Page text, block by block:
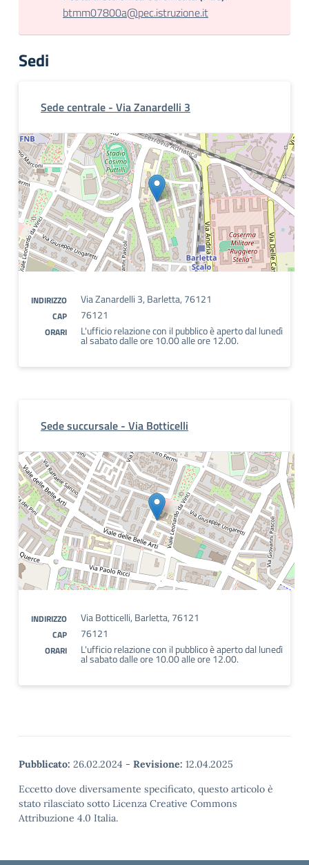
btmm07800a@pec.istruzione.it
Sedi
Sede centrale - Via Zanardelli 3
INDIRIZZO Via Zanardelli 3, Barletta, 76121
CAP 76121
ORARI L'ufficio relazione con il pubblico è aperto dal lunedì
al sabato dalle ore 10.00 alle ore 12.00.
Sede succursale - Via Botticelli
INDIRIZZO Via Botticelli, Barletta, 76121
CAP 76121
ORARI L'ufficio relazione con il pubblico è aperto dal lunedì
al sabato dalle ore 10.00 alle ore 12.00.
Pubblicato: 26.02.2024 - Revisione: 12.04.2025
Eccetto dove diversamente specificato, questo articolo è
stato rilasciato sotto Licenza Creative Commons
Attribuzione 4.0 Italia.